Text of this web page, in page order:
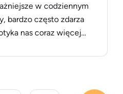
w codziennym
bardzo często zdarza
nas coraz więcej
zwana kataraktą.